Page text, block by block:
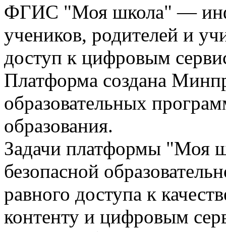
ФГИС "Моя школа" —
учеников, родителей и
доступ к цифровым
Платформа создана
образовательных
образования.
Задачи платформы "Моя
безопасной
равного доступа к
контенту и цифровым